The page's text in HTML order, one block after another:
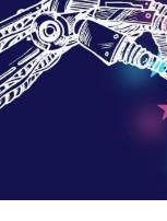
ve sektör
deneyimler ve
yansıtılması
podcast
deneyimine
modellerini ve
geniş bir
oynatıcı